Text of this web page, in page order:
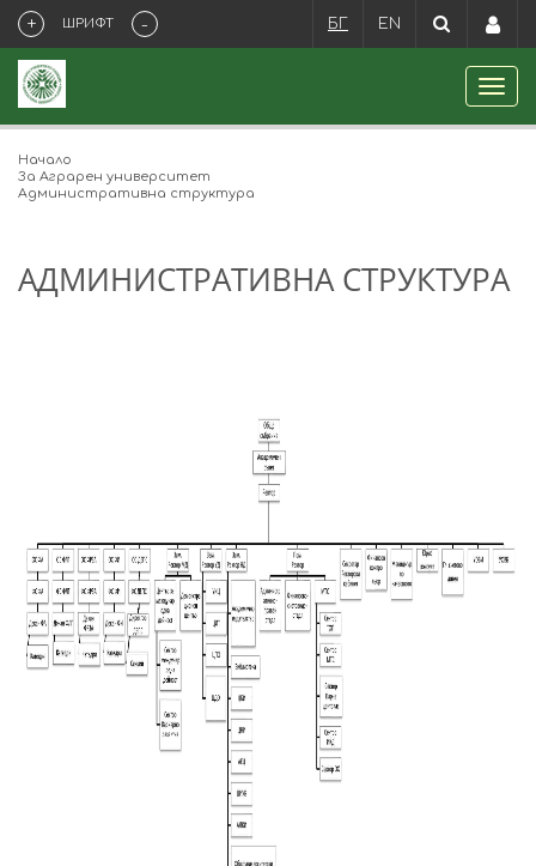
+ ШРИФТ - БГ EN
Начало
За Аграрен университет
Административна структура
АДМИНИСТРАТИВНА СТРУКТУРА